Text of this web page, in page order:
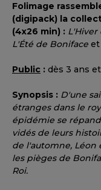
Folimage
(digipack) la
(4x26 min) : L'Hiver
L'Été de Boniface et
Public : dès 3 ans
Synopsis : D'une
étranges dans le
épidémie se
vidés de leurs
de l'automne, Léon
les pièges de
Roi.